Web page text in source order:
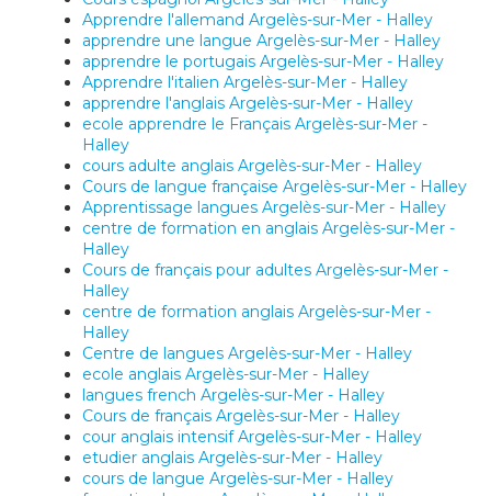
Apprendre l'allemand Argelès-sur-Mer - Halley
apprendre une langue Argelès-sur-Mer - Halley
apprendre le portugais Argelès-sur-Mer - Halley
Apprendre l'italien Argelès-sur-Mer - Halley
apprendre l'anglais Argelès-sur-Mer - Halley
ecole apprendre le Français Argelès-sur-Mer -
Halley
cours adulte anglais Argelès-sur-Mer - Halley
Cours de langue française Argelès-sur-Mer - Halley
Apprentissage langues Argelès-sur-Mer - Halley
centre de formation en anglais Argelès-sur-Mer -
Halley
Cours de français pour adultes Argelès-sur-Mer -
Halley
centre de formation anglais Argelès-sur-Mer -
Halley
Centre de langues Argelès-sur-Mer - Halley
ecole anglais Argelès-sur-Mer - Halley
langues french Argelès-sur-Mer - Halley
Cours de français Argelès-sur-Mer - Halley
cour anglais intensif Argelès-sur-Mer - Halley
etudier anglais Argelès-sur-Mer - Halley
cours de langue Argelès-sur-Mer - Halley